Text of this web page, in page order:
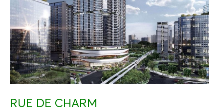
RUE DE CHARM